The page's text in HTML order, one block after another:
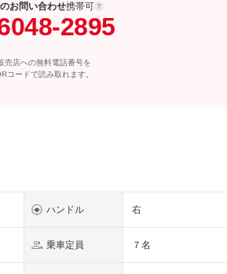
お問い合わせ携帯可
2895
売店への無料電話番号を
コードで読み取れます。
ハンドル 右
乗車定員 ７名